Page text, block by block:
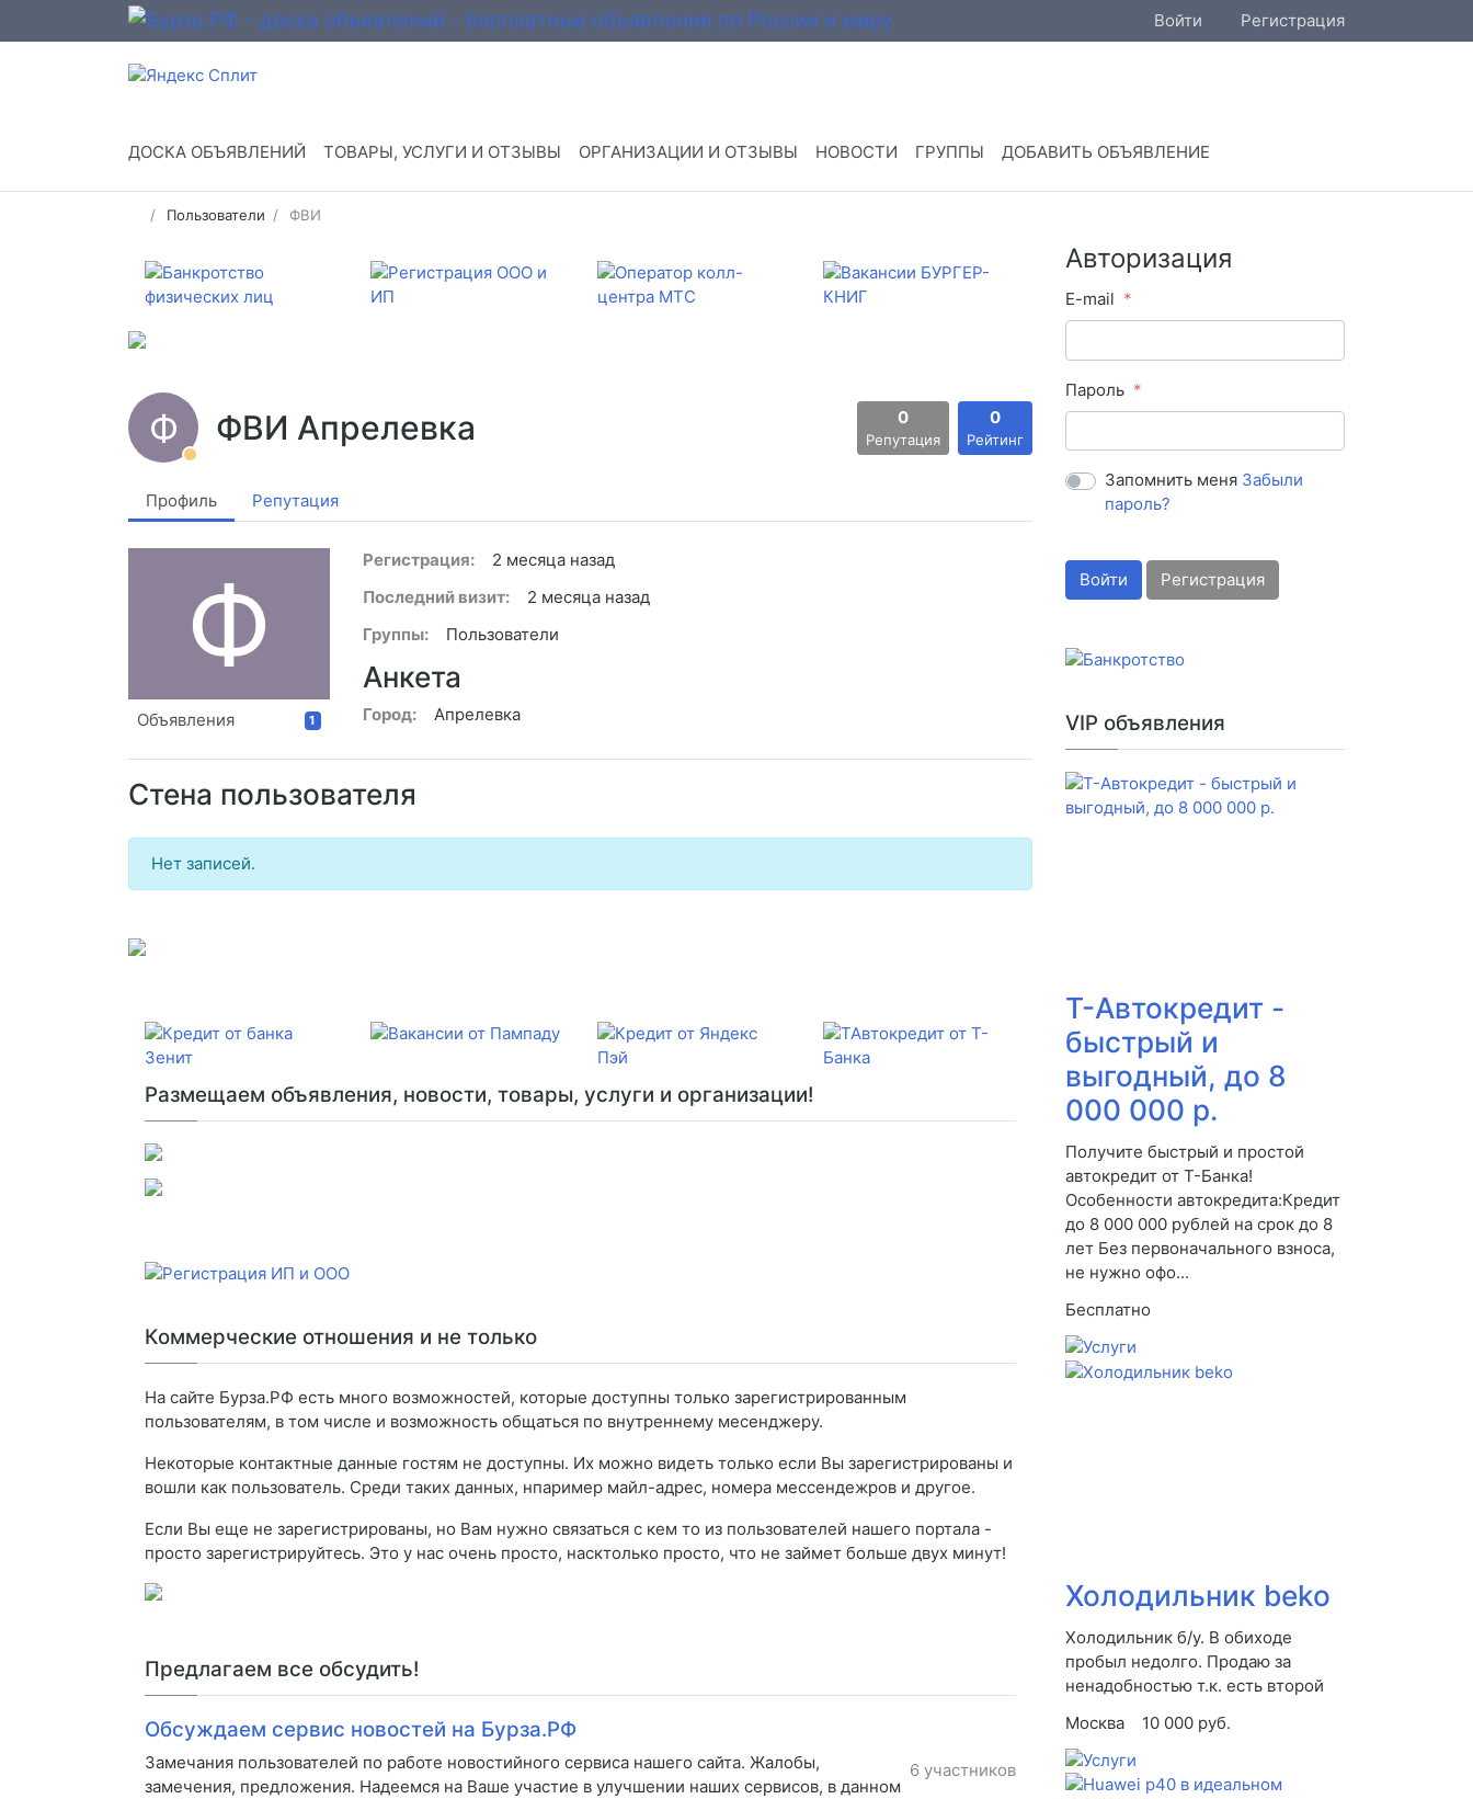
Войти Регистрация
ДОСКА ОБЪЯВЛЕНИЙ ТОВАРЫ, УСЛУГИ И ОТЗЫВЫ ОРГАНИЗАЦИИ И ОТЗЫВЫ НОВОСТИ ГРУППЫ ДОБАВИТЬ ОБЪЯВЛЕНИЕ
Пользователи ФВИ
Ф ФВИ Апрелевка 0
Репутация
0
Рейтинг
Профиль Репутация
Ф
Объявления 1
Регистрация:
2 месяца назад
Последний визит:
2 месяца назад
Группы:
Пользователи
Анкета
Город: Апрелевка
Стена пользователя
Нет записей.
Размещаем объявления, новости, товары, услуги и организации!
Коммерческие отношения и не только
На сайте Бурза.РФ есть много возможностей, которые доступны только зарегистрированным
пользователям, в том числе и возможность общаться по внутреннему месенджеру.
Некоторые контактные данные гостям не доступны. Их можно видеть только если Вы зарегистрированы и
вошли как пользователь. Среди таких данных, нпаример майл-адрес, номера мессендежров и другое.
Если Вы еще не зарегистрированы, но Вам нужно связаться с кем то из пользователей нашего портала -
просто зарегистрируйтесь. Это у нас очень просто, насктолько просто, что не займет больше двух минут!
Предлагаем все обсудить!
Обсуждаем сервис новостей на Бурза.РФ
Замечания пользователей по работе новостийного сервиса нашего сайта. Жалобы,
замечения, предложения. Надеемся на Ваше участие в улучшении наших сервисов, в данном
6 участников
Авторизация
E-mail
Пароль
Запомнить меня Забыли
пароль?
Войти Регистрация
VIP объявления
Т-Автокредит -
быстрый и
выгодный, до 8
000 000 р.
Получите быстрый и простой
автокредит от Т-Банка!
Особенности автокредита:Кредит
до 8 000 000 рублей на срок до 8
лет Без первоначального взноса,
не нужно офо...
Бесплатно
Холодильник beko
Холодильник б/у. В обиходе
пробыл недолго. Продаю за
ненадобностью т.к. есть второй
Москва
10 000 руб.